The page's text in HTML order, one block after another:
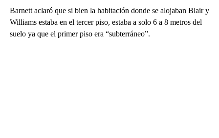
Barnett aclaró que si bien la habitación donde se alojaban Blair y
Williams estaba en el tercer piso, estaba a solo 6 a 8 metros del
suelo ya que el primer piso era “subterráneo”.